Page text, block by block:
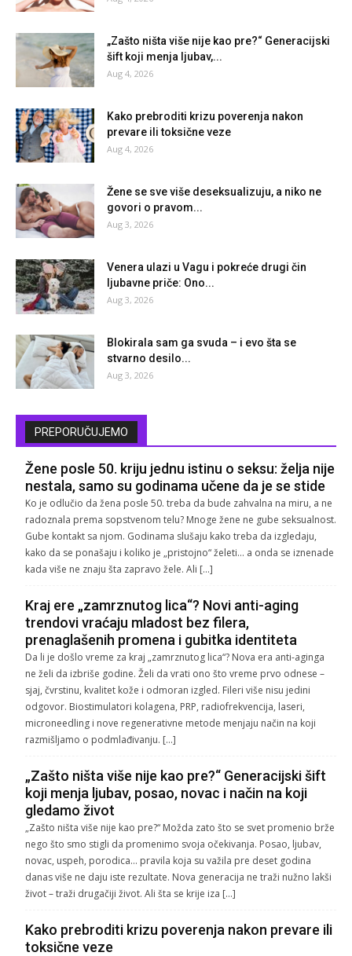
„Zašto ništa više nije kao pre?“ Generacijski
šift koji menja ljubav,...
Aug 4, 2026
Kako prebroditi krizu poverenja nakon
prevare ili toksične veze
Aug 4, 2026
Žene se sve više deseksualizuju, a niko ne
govori o pravom...
Aug 3, 2026
Venera ulazi u Vagu i pokreće drugi čin
ljubavne priče: Ono...
Aug 3, 2026
Blokirala sam ga svuda – i evo šta se
stvarno desilo...
Aug 3, 2026
PREPORUČUJEMO
Žene posle 50. kriju jednu istinu o seksu: želja nije
nestala, samo su godinama učene da je se stide
Ko je odlučio da žena posle 50. treba da bude zahvalna na miru, a ne
radoznala prema sopstvenom telu? Mnoge žene ne gube seksualnost.
Gube kontakt sa njom. Godinama slušaju kako treba da izgledaju,
kako da se ponašaju i koliko je „pristojno“ želeti… a onda se iznenade
kada više ne znaju šta zapravo žele. Ali […]
Kraj ere „zamrznutog lica“? Novi anti-aging
trendovi vraćaju mladost bez filera,
prenaglašenih promena i gubitka identiteta
Da li je došlo vreme za kraj „zamrznutog lica“? Nova era anti-aginga
ne želi da izbriše godine. Želi da vrati ono što vreme prvo odnese –
sjaj, čvrstinu, kvalitet kože i odmoran izgled. Fileri više nisu jedini
odgovor. Biostimulatori kolagena, PRP, radiofrekvencija, laseri,
microneedling i nove regenerativne metode menjaju način na koji
razmišljamo o podmlađivanju. […]
„Zašto ništa više nije kao pre?“ Generacijski šift
koji menja ljubav, posao, novac i način na koji
gledamo život
„Zašto ništa više nije kao pre?“ Možda zato što se svet promenio brže
nego što smo stigli da promenimo svoja očekivanja. Posao, ljubav,
novac, uspeh, porodica… pravila koja su važila pre deset godina
danas više ne daju iste rezultate. Nova generacija ne traži nužno lakši
život – traži drugačiji život. Ali šta se krije iza […]
Kako prebroditi krizu poverenja nakon prevare ili
toksične veze